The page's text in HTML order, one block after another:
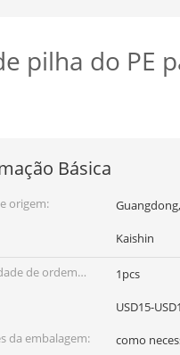
pilha do PE
Básica
origem:
Kaishin
de ordem
1pcs
USD15-
da embalagem:
como